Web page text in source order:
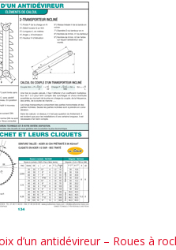
d’un antidévireur – Roues à